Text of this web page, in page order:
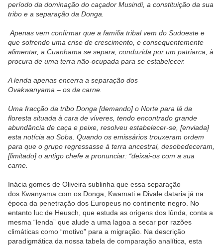
período da dominação do caçador Musindi, a constituição da sua
tribo e a separação da Donga.
Apenas vem confirmar que a família tribal vem do Sudoeste e
que sofrendo uma crise de crescimento, e consequentemente
alimentar, a Cuanhama se separa, conduzida por um patriarca, à
procura de uma terra não-ocupada para se estabelecer.
A lenda apenas encerra a separação dos
Ovakwanyama – os da carne.
Uma fracção da tribo Donga [demando] o Norte para lá da
floresta situada à cara de víveres, tendo encontrado grande
abundância de caça e peixe, resolveu estabelecer-se, [enviada]
esta notícia ao Soba. Quando os emissários trouxeram ordem
para que o grupo regressasse à terra ancestral, desobedeceram,
[limitado] o antigo chefe a pronunciar: “deixai-os com a sua
carne.
Inácia gomes de Oliveira sublinha que essa separação
dos Kwanyama com os Donga, Kwamati e Divale dataria já na
época da penetração dos Europeus no continente negro. No
entanto luc de Heusch, que estuda as origens dos lûnda, conta a
mesma “lenda” que alude a uma lagoa a secar por razões
climáticas como “motivo” para a migração. Na descrição
paradigmática da nossa tabela de comparação analítica, esta